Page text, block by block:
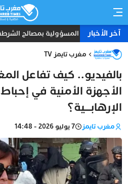
آخر الأخبار
لتعزيز المسؤولية بمصالح الشرطة
مغرب تايمز TV
بالفيديو.. كيف تفاعل
الأجهزة الأمنية في
الإرهابـــية؟
مغرب تايمز 7 يوليو 2026 - 14:48